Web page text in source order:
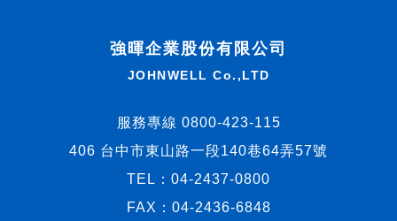
強暉企業股份有限公司
JOHNWELL Co.,LTD
服務專線 0800-423-115
406 台中市東山路一段140巷64弄57號
TEL： 04-2437-0800
FAX：04-2436-6848